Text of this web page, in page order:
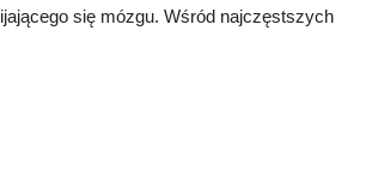
się mózgu. Wśród najczęstszych